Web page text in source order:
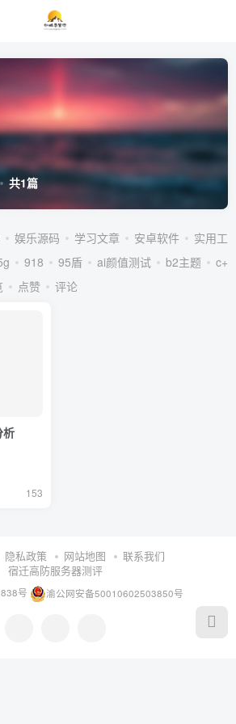
共1篇
娱乐源码 学习文章 安卓软件
实用工
918 95盾 ai颜值测试 b2主题
c++
点赞 评论
析
153
隐私政策 网站地图
联系我们
宿迁高防服务器测评
号 渝公网安备50010602503850号